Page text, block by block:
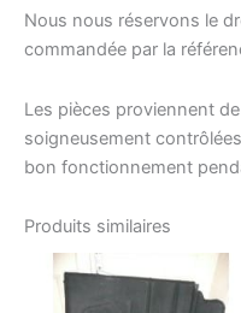
Nous nous réservons le
commandée par la
Les pièces proviennent
soigneusement
bon fonctionnement
Produits similaires